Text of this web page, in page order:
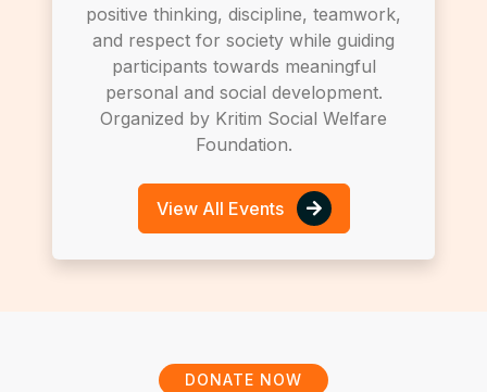
positive thinking, discipline, teamwork,
and respect for society while guiding
participants towards meaningful
personal and social development.
Organized by Kritim Social Welfare
Foundation.
View All Events
DONATE NOW